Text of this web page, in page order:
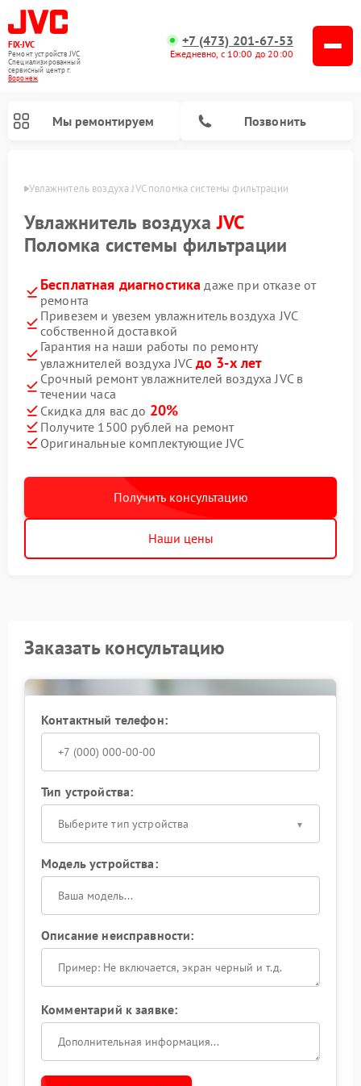
FIX-JVC
Ремонт устройств JVC
Специализированный
cервисный центр г.
Воронеж
+7 (473) 201-67-53
Ежедневно, с 10:00 до 20:00
Мы ремонтируем Позвонить
Увлажнитель воздуха JVC поломка системы фильтрации
Увлажнитель воздухаJVC
Поломка системы фильтрации
Бесплатная диагностика даже при отказе от
ремонта
Привезем и увезем увлажнитель воздуха JVC
собственной доставкой
Гарантия на наши работы по ремонту
увлажнителей воздуха JVC до 3-х лет
Срочный ремонт увлажнителей воздуха JVC в
течении часа
Скидка для вас до 20%
Получите 1500 рублей на ремонт
Оригинальные комплектующие JVC
Получить консультацию
Наши цены
Заказать консультацию
Контактный телефон:
Тип устройства:
Выберите тип устройства
Модель устройства:
Описание неисправности:
Комментарий к заявке: